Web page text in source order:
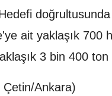
ait yaklaşık 700
3 bin 400
Ankara)